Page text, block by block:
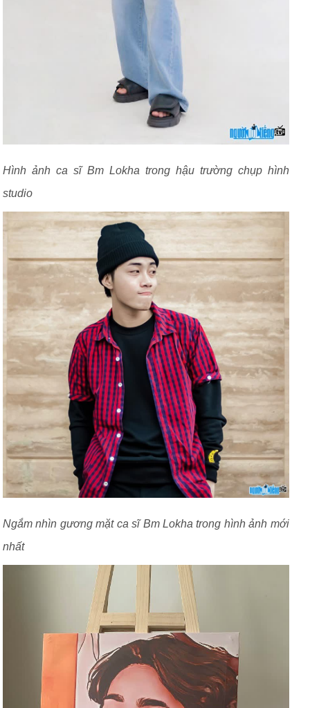
Hình ảnh ca sĩ Bm Lokha trong hậu trường chụp hình
studio
Ngắm nhìn gương mặt ca sĩ Bm Lokha trong hình ảnh mới
nhất